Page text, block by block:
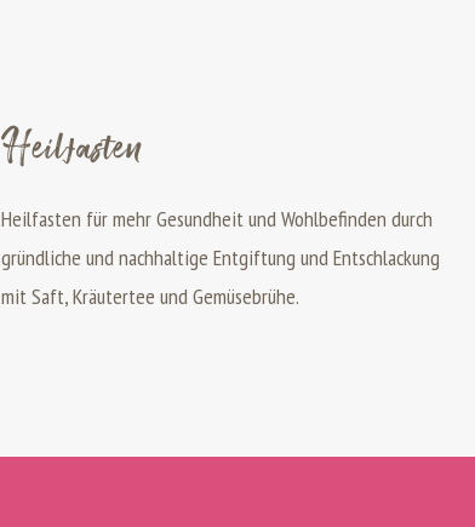
Heilfasten
Heilfasten für mehr Gesundheit und Wohlbefinden durch
gründliche und nachhaltige Entgiftung und Entschlackung
mit Saft, Kräutertee und Gemüsebrühe.